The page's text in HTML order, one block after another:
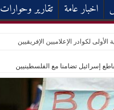
اخبار عامة تقارير وحوارات
الأولى لكوادر الإعلاميين الإفريقيين
إسرائيل تضامنا مع الفلسطينيين